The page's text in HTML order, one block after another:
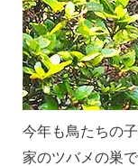
今年も鳥たちの
家のツバメの巣